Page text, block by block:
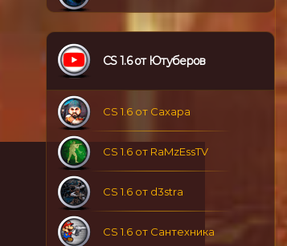
CS 1.6 от Ютуберов
CS 1.6 от Сахара
CS 1.6 от RaMzEssTV
CS 1.6 от d3stra
CS 1.6 от Сантехника